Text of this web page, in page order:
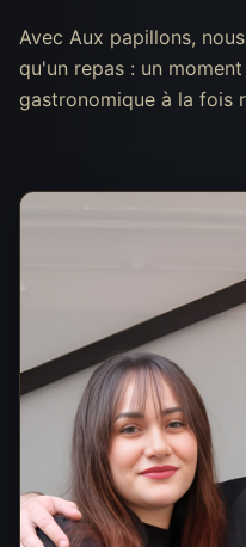
Avec Aux papillons,
qu'un repas : un
gastronomique à la fois